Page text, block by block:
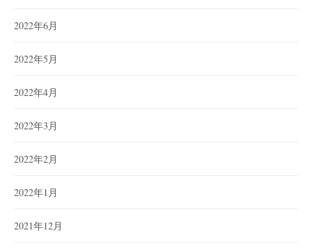
2022年6月
2022年5月
2022年4月
2022年3月
2022年2月
2022年1月
2021年12月